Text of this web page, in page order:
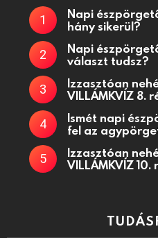
Napi
hány sikerül?
Napi
választ tudsz?
Izzasztóan
VILLÁMKVÍZ 8.
Ismét napi
fel az
Izzasztóan
VILLÁMKVÍZ 10.